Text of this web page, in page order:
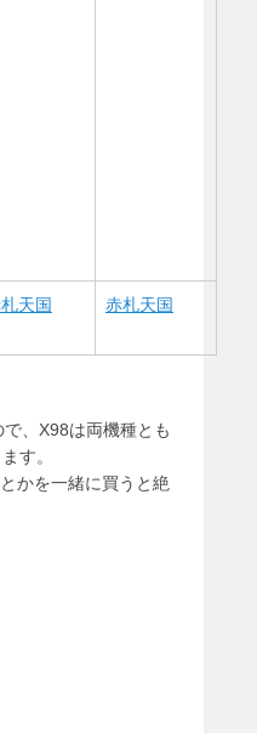
天国 赤札天国
、X98は両機種とも
す。
かを一緒に買うと絶